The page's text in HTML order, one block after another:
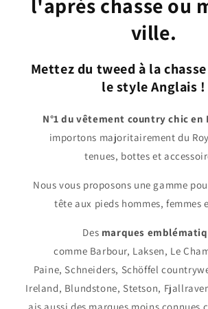
l'après chasse ou
ville.
Mettez du tweed à la
le style Anglais !
N°1 du vêtement country chic en
importons majoritairement du
tenues, bottes et
Nous vous proposons une gamme
tête aux pieds hommes, femmes
Des marques
comme Barbour, Laksen, Le
Paine, Schneiders, Schöffel
Ireland, Blundstone, Stetson,